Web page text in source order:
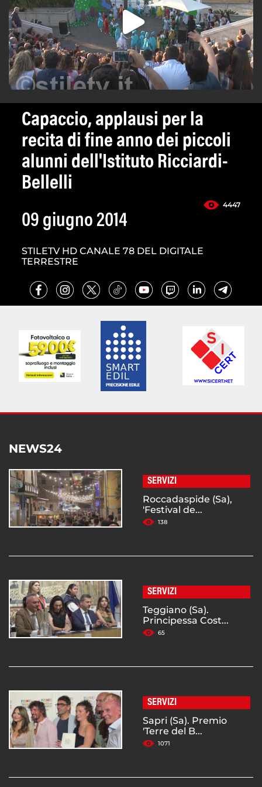
Capaccio, applausi per la
recita di fine anno dei piccoli
alunni dell'Istituto Ricciardi-
Bellelli
4447
09 giugno 2014
STILETV HD CANALE 78 DEL DIGITALE
TERRESTRE
NEWS24
SERVIZI
Roccadaspide (Sa),
'Festival de...
138
SERVIZI
Teggiano (Sa).
Principessa Cost...
65
SERVIZI
Sapri (Sa). Premio
'Terre del B...
1071